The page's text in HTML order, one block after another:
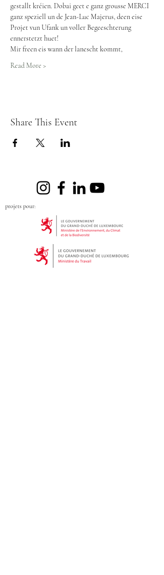
gestallt kréien. Dobai geet e ganz grousse MERCI
ganz speziell un de Jean-Luc Majerus, deen eise
Projet vun Ufank un voller Begeeschterung
ennerstetzt huet!
Mir freen eis wann der lanescht kommt,
Read More >
Share This Event
projets pour: